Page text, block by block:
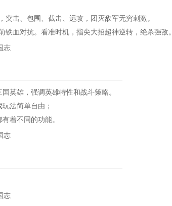
击、包围、截击、远攻，团灭敌军无穷刺激。
血对抗。看准时机，指尖大招超神逆转，绝杀强敌。
雄，强调英雄特性和战斗策略。
法简单自由；
着不同的功能。